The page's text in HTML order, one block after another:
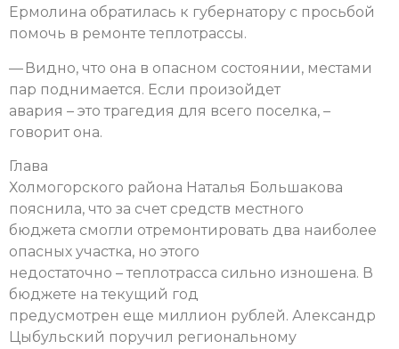
Ермолина обратилась к губернатору с просьбой
помочь в ремонте теплотрассы.
— Видно, что она в опасном состоянии, местами
пар поднимается. Если произойдет
авария – это трагедия для всего поселка, –
говорит она.
Глава
Холмогорского района Наталья Большакова
пояснила, что за счет средств местного
бюджета смогли отремонтировать два наиболее
опасных участка, но этого
недостаточно – теплотрасса сильно изношена. В
бюджете на текущий год
предусмотрен еще миллион рублей. Александр
Цыбульский поручил региональному